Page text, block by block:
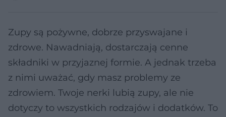
Zupy są pożywne, dobrze przyswajane i
zdrowe. Nawadniają, dostarczają cenne
składniki w przyjaznej formie. A jednak trzeba
z nimi uważać, gdy masz problemy ze
zdrowiem. Twoje nerki lubią zupy, ale nie
dotyczy to wszystkich rodzajów i dodatków. To